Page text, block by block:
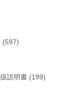
(597)
説明書 (199)